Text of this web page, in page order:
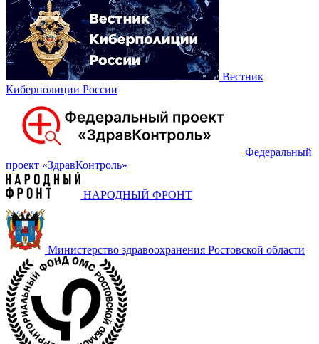
Вестник
Киберполиции России
Федеральный
проект «‎ЗдравКонтроль»
НАРОДНЫЙ ФРОНТ
Министерство здравоохранения Ростовской области